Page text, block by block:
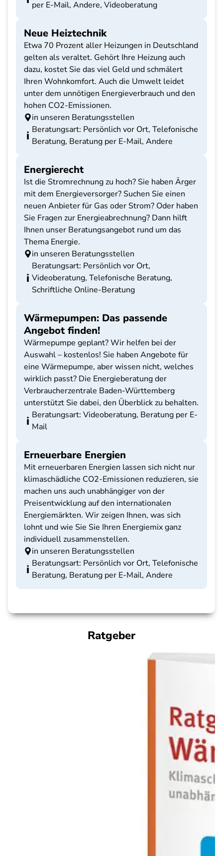
per E-Mail, Andere, Videoberatung
Neue Heiztechnik
Etwa 70 Prozent aller Heizungen in Deutschland
gelten als veraltet. Gehört Ihre Heizung auch
dazu, kostet Sie das viel Geld und schmälert
Ihren Wohnkomfort. Auch die Umwelt leidet
unter dem unnötigen Energieverbrauch und den
hohen CO2-Emissionen.
in unseren Beratungsstellen
Beratungsart: Persönlich vor Ort, Telefonische
Beratung, Beratung per E-Mail, Andere
Energierecht
Ist die Stromrechnung zu hoch? Sie haben Ärger
mit dem Energieversorger? Suchen Sie einen
neuen Anbieter für Gas oder Strom? Oder haben
Sie Fragen zur Energieabrechnung? Dann hilft
Ihnen unser Beratungsangebot rund um das
Thema Energie.
in unseren Beratungsstellen
Beratungsart: Persönlich vor Ort,
Videoberatung, Telefonische Beratung,
Schriftliche Online-Beratung
Wärmepumpen: Das passende
Angebot finden!
Wärmepumpe geplant? Wir helfen bei der
Auswahl – kostenlos! Sie haben Angebote für
eine Wärmepumpe, aber wissen nicht, welches
wirklich passt? Die Energieberatung der
Verbraucherzentrale Baden-Württemberg
unterstützt Sie dabei, den Überblick zu behalten.
Beratungsart: Videoberatung, Beratung per E-
Mail
Erneuerbare Energien
Mit erneuerbaren Energien lassen sich nicht nur
klimaschädliche CO2-Emissionen reduzieren, sie
machen uns auch unabhängiger von der
Preisentwicklung auf den internationalen
Energiemärkten. Wir zeigen Ihnen, was sich
lohnt und wie Sie Sie Ihren Energiemix ganz
individuell zusammenstellen.
in unseren Beratungsstellen
Beratungsart: Persönlich vor Ort, Telefonische
Beratung, Beratung per E-Mail, Andere
Ratgeber